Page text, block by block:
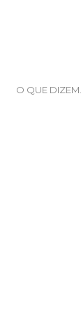
O QUE DIZEM...